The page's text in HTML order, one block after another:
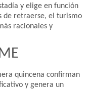
y elige en función
de retraerse, el turismo
racionales y
quincena confirman
y genera un